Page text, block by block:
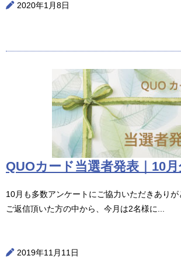
2020年1月8日
QUOカード当選者発表｜10
10月も多数アンケートにご協力いただきありが
ご返信頂いた方の中から、今月は2名様に...
2019年11月11日